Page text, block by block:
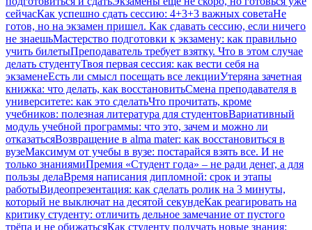
сейчасКак успешно сдать сессию: 4+3+3 важных советаНе
готов, но на экзамен пришел. Как сдавать сессию, если ничего
не знаешьМастерство подготовки к экзамену: как правильно
учить билетыПреподаватель требует взятку. Что в этом случае
делать студентуТвоя первая сессия: как вести себя на
экзаменеЕсть ли смысл посещать все лекцииУтеряна зачетная
книжка: что делать, как восстановитьСмена преподавателя в
университете: как это сделатьЧто прочитать, кроме
учебников: полезная литература для студентовВариативный
модуль учебной программы: что это, зачем и можно ли
отказатьсяВозвращение в alma mater: как восстановиться в
вузеМаксимум от учебы в вузе: постарайся взять все. И не
только знаниямиПремия «Студент года» – не ради денег, а для
пользы делаВремя написания дипломной: срок и этапы
работыВидеопрезентация: как сделать ролик на 3 минуты,
который не выключат на десятой секундеКак реагировать на
критику студенту: отличить дельное замечание от пустого
трёпа и не обижатьсяКак студенту получать новые знания: